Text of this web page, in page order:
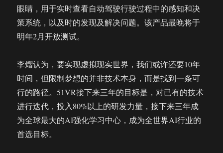
眼睛，用于实时查看自动驾驶行驶过程中的感知和决
策系统，以及时的发现及解决问题。该产品最晚将于
明年2月开放测试。
李熠认为，要实现虚拟现实世界，我们或许还要10年
时间，但限制梦想的并非技术本身，而是找到一条可
行的路径。51VR接下来三年的目标是，对已有的技术
进行迭代，投入80%以上的研发力量，接下来三年成
为全球最大的AI强化学习中心，成为全世界AI行业的
首选目标。